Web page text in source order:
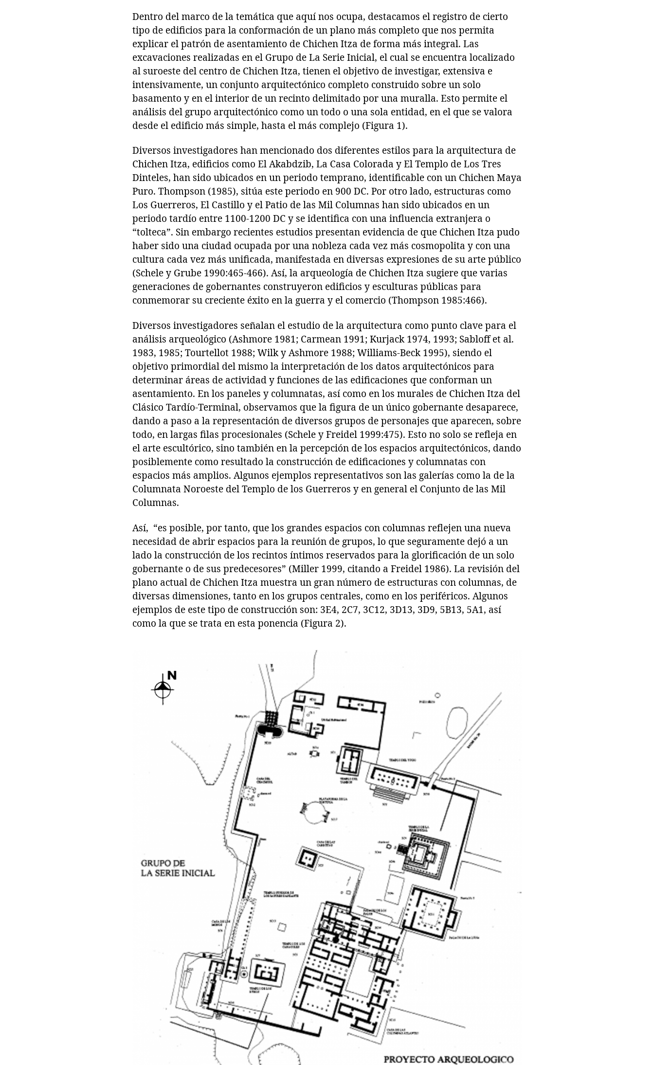
Dentro del marco de la temática que aquí nos ocupa, destacamos el registro de cierto
tipo de edificios para la conformación de un plano más completo que nos permita
explicar el patrón de asentamiento de Chichen Itza de forma más integral. Las
excavaciones realizadas en el Grupo de La Serie Inicial, el cual se encuentra localizado
al suroeste del centro de Chichen Itza, tienen el objetivo de investigar, extensiva e
intensivamente, un conjunto arquitectónico completo construido sobre un solo
basamento y en el interior de un recinto delimitado por una muralla. Esto permite el
análisis del grupo arquitectónico como un todo o una sola entidad, en el que se valora
desde el edificio más simple, hasta el más complejo (Figura 1).
Diversos investigadores han mencionado dos diferentes estilos para la arquitectura de
Chichen Itza, edificios como El Akabdzib, La Casa Colorada y El Templo de Los Tres
Dinteles, han sido ubicados en un periodo temprano, identificable con un Chichen Maya
Puro. Thompson (1985), sitúa este periodo en 900 DC. Por otro lado, estructuras como
Los Guerreros, El Castillo y el Patio de las Mil Columnas han sido ubicados en un
periodo tardío entre 1100-1200 DC y se identifica con una influencia extranjera o
“tolteca”. Sin embargo recientes estudios presentan evidencia de que Chichen Itza pudo
haber sido una ciudad ocupada por una nobleza cada vez más cosmopolita y con una
cultura cada vez más unificada, manifestada en diversas expresiones de su arte público
(Schele y Grube 1990:465-466). Así, la arqueología de Chichen Itza sugiere que varias
generaciones de gobernantes construyeron edificios y esculturas públicas para
conmemorar su creciente éxito en la guerra y el comercio (Thompson 1985:466).
Diversos investigadores señalan el estudio de la arquitectura como punto clave para el
análisis arqueológico (Ashmore 1981; Carmean 1991; Kurjack 1974, 1993; Sabloff et al.
1983, 1985; Tourtellot 1988; Wilk y Ashmore 1988; Williams-Beck 1995), siendo el
objetivo primordial del mismo la interpretación de los datos arquitectónicos para
determinar áreas de actividad y funciones de las edificaciones que conforman un
asentamiento. En los paneles y columnatas, así como en los murales de Chichen Itza del
Clásico Tardío-Terminal, observamos que la figura de un único gobernante desaparece,
dando a paso a la representación de diversos grupos de personajes que aparecen, sobre
todo, en largas filas procesionales (Schele y Freidel 1999:475). Esto no solo se refleja en
el arte escultórico, sino también en la percepción de los espacios arquitectónicos, dando
posiblemente como resultado la construcción de edificaciones y columnatas con
espacios más amplios. Algunos ejemplos representativos son las galerías como la de la
Columnata Noroeste del Templo de los Guerreros y en general el Conjunto de las Mil
Columnas.
Así, “es posible, por tanto, que los grandes espacios con columnas reflejen una nueva
necesidad de abrir espacios para la reunión de grupos, lo que seguramente dejó a un
lado la construcción de los recintos íntimos reservados para la glorificación de un solo
gobernante o de sus predecesores” (Miller 1999, citando a Freidel 1986). La revisión del
plano actual de Chichen Itza muestra un gran número de estructuras con columnas, de
diversas dimensiones, tanto en los grupos centrales, como en los periféricos. Algunos
ejemplos de este tipo de construcción son: 3E4, 2C7, 3C12, 3D13, 3D9, 5B13, 5A1, así
como la que se trata en esta ponencia (Figura 2).